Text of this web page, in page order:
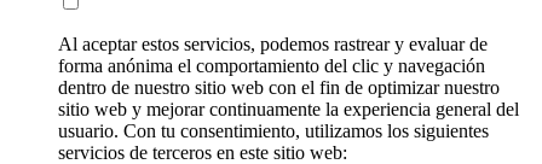
Al aceptar estos servicios, podemos rastrear y evaluar de
forma anónima el comportamiento del clic y navegación
dentro de nuestro sitio web con el fin de optimizar nuestro
sitio web y mejorar continuamente la experiencia general del
usuario. Con tu consentimiento, utilizamos los siguientes
servicios de terceros en este sitio web: